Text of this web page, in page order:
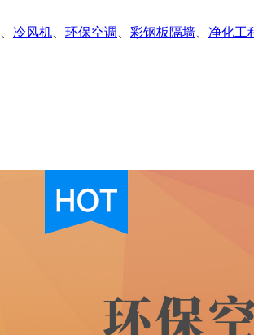
冷风机 环保空调 彩钢板隔墙 净化工